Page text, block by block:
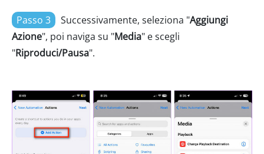
Passo 3 Successivamente, seleziona "Aggiungi
Azione", poi naviga su "Media" e scegli
"Riproduci/Pausa".